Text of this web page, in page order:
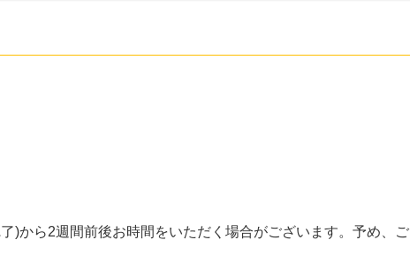
)から2週間前後お時間をいただく場合がございます。予め、ご